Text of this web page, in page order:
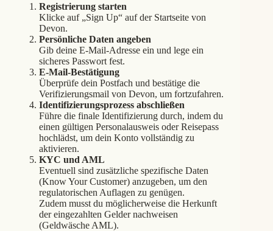
Registrierung starten
Klicke auf „Sign Up“ auf der Startseite von
Devon.
Persönliche Daten angeben
Gib deine E-Mail-Adresse ein und lege ein
sicheres Passwort fest.
E-Mail-Bestätigung
Überprüfe dein Postfach und bestätige die
Verifizierungsmail von Devon, um fortzufahren.
Identifizierungsprozess abschließen
Führe die finale Identifizierung durch, indem du
einen gültigen Personalausweis oder Reisepass
hochlädst, um dein Konto vollständig zu
aktivieren.
KYC und AML
Eventuell sind zusätzliche spezifische Daten
(Know Your Customer) anzugeben, um den
regulatorischen Auflagen zu genügen.
Zudem musst du möglicherweise die Herkunft
der eingezahlten Gelder nachweisen
(Geldwäsche AML).